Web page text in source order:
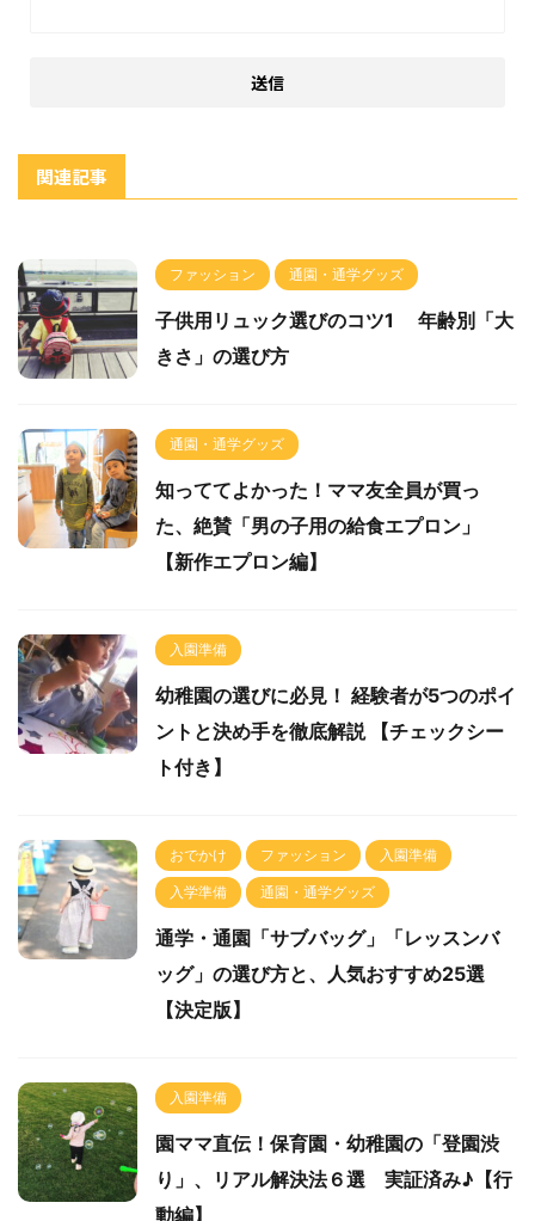
関連記事
ファッション 通園・通学グッズ
子供用リュック選びのコツ1 年齢別「大
きさ」の選び方
通園・通学グッズ
知っててよかった！ママ友全員が買っ
た、絶賛「男の子用の給食エプロン」
【新作エプロン編】
入園準備
幼稚園の選びに必見！ 経験者が5つのポイ
ントと決め手を徹底解説 【チェックシー
ト付き】
おでかけ ファッション 入園準備
入学準備 通園・通学グッズ
通学・通園「サブバッグ」「レッスンバ
ッグ」の選び方と、人気おすすめ25選
【決定版】
入園準備
園ママ直伝！保育園・幼稚園の「登園渋
り」、リアル解決法６選 実証済み♪【行
動編】